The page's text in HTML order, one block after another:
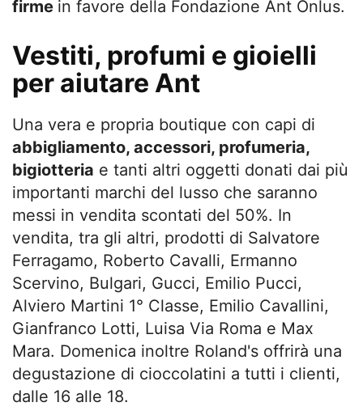
firme in favore della Fondazione Ant Onlus.
Vestiti, profumi e gioielli
per aiutare Ant
Una vera e propria boutique con capi di
abbigliamento, accessori, profumeria,
bigiotteria e tanti altri oggetti donati dai più
importanti marchi del lusso che saranno
messi in vendita scontati del 50%. In
vendita, tra gli altri, prodotti di Salvatore
Ferragamo, Roberto Cavalli, Ermanno
Scervino, Bulgari, Gucci, Emilio Pucci,
Alviero Martini 1° Classe, Emilio Cavallini,
Gianfranco Lotti, Luisa Via Roma e Max
Mara. Domenica inoltre Roland's offrirà una
degustazione di cioccolatini a tutti i clienti,
dalle 16 alle 18.